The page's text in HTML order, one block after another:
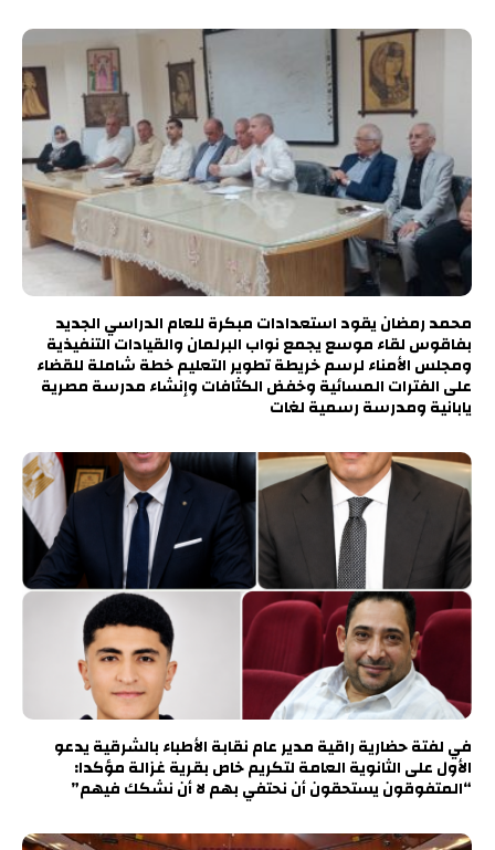
محمد رمضان يقود استعدادات مبكرة للعام الدراسي الجديد
بفاقوس لقاء موسع يجمع نواب البرلمان والقيادات التنفيذية
ومجلس الأمناء لرسم خريطة تطوير التعليم خطة شاملة للقضاء
على الفترات المسائية وخفض الكثافات وإنشاء مدرسة مصرية
يابانية ومدرسة رسمية لغات
في لفتة حضارية راقية مدير عام نقابة الأطباء بالشرقية يدعو
الأول على الثانوية العامة لتكريم خاص بقرية غزالة مؤكدا:
“المتفوقون يستحقون أن نحتفي بهم لا أن نشكك فيهم”